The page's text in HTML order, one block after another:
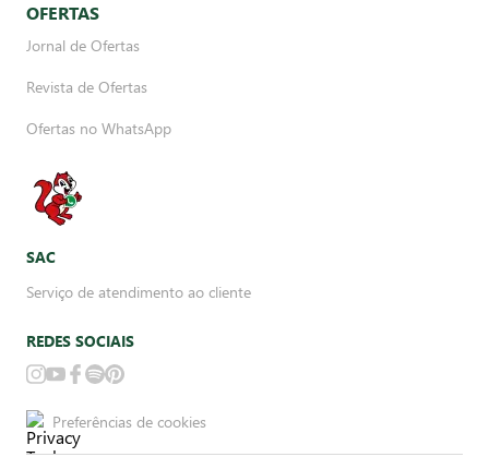
OFERTAS
Jornal de Ofertas
Revista de Ofertas
Ofertas no WhatsApp
SAC
Serviço de atendimento ao cliente
REDES SOCIAIS
Preferências de cookies